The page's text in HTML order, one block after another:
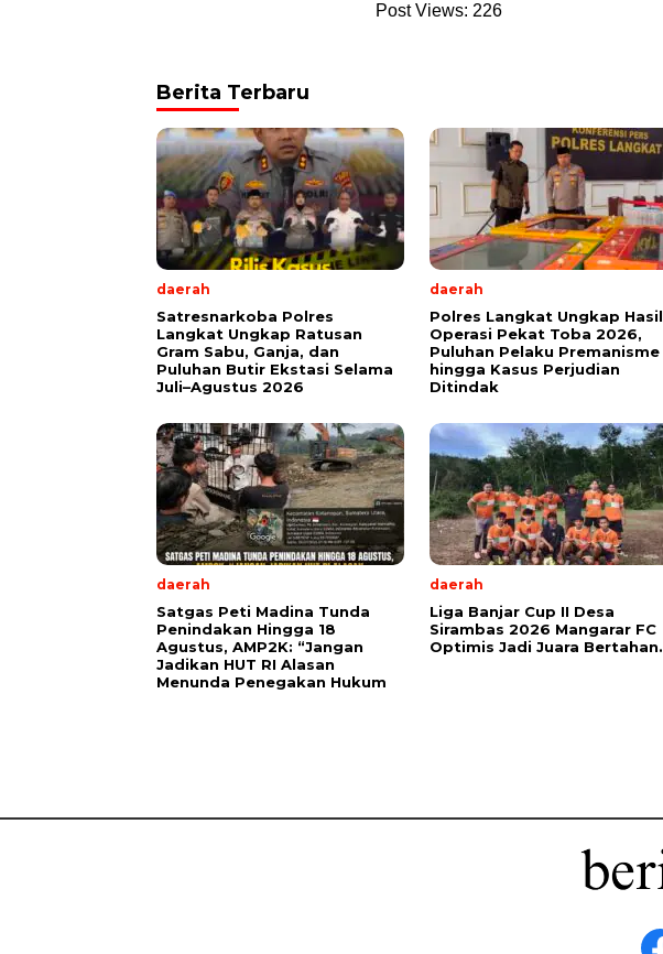
Post Views: 226
Berita Terbaru
daerah
Satresnarkoba Polres
Langkat Ungkap Ratusan
Gram Sabu, Ganja, dan
Puluhan Butir Ekstasi Selama
Juli–Agustus 2026
daerah
Polres Langkat Ungkap Hasil
Operasi Pekat Toba 2026,
Puluhan Pelaku Premanisme
hingga Kasus Perjudian
Ditindak
daerah
Satgas Peti Madina Tunda
Penindakan Hingga 18
Agustus, AMP2K: “Jangan
Jadikan HUT RI Alasan
Menunda Penegakan Hukum
daerah
Liga Banjar Cup II Desa
Sirambas 2026 Mangarar FC
Optimis Jadi Juara Bertahan.